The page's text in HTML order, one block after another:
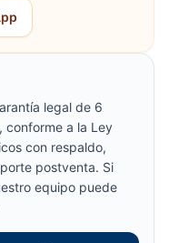
legal de 6
conforme a la Ley
con respaldo,
postventa. Si
equipo puede